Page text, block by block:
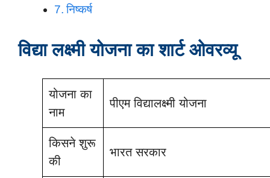
निष्कर्ष
विद्या लक्ष्मी योजना का शार्ट ओवरव्यू
योजना का
नाम
पीएम विद्यालक्ष्मी योजना
किसने शुरू
की
भारत सरकार